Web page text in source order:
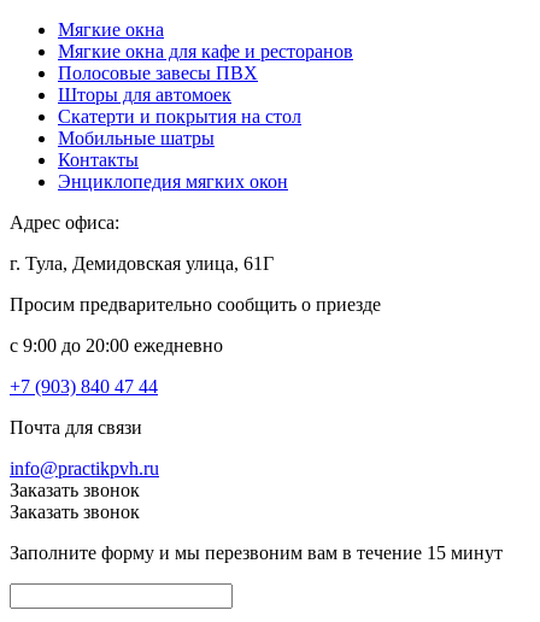
Мягкие окна
Мягкие окна для кафе и ресторанов
Полосовые завесы ПВХ
Шторы для автомоек
Скатерти и покрытия на стол
Мобильные шатры
Контакты
Энциклопедия мягких окон
Адрес офиса:
г. Тула, Демидовская улица, 61Г
Просим предварительно сообщить о приезде
c 9:00 до 20:00 ежедневно
+7 (903) 840 47 44
Почта для связи
info@practikpvh.ru
Заказать звонок
Заказать звонок
Заполните форму и мы перезвоним вам в течение 15 минут